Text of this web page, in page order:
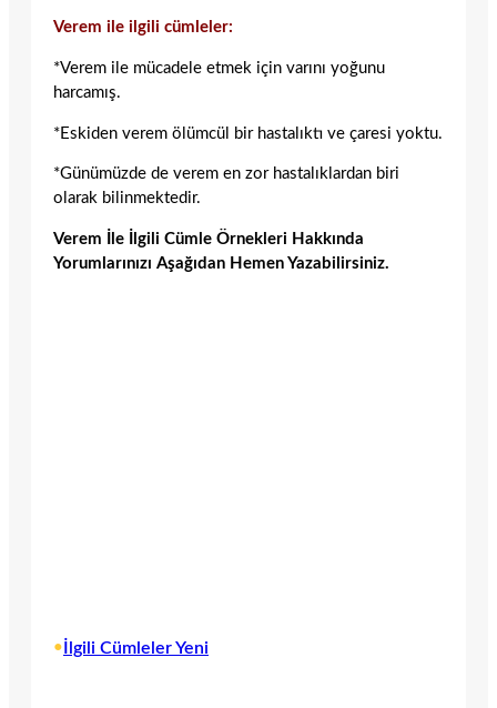
Verem ile ilgili cümleler:
*Verem ile mücadele etmek için varını yoğunu
harcamış.
*Eskiden verem ölümcül bir hastalıktı ve çaresi yoktu.
*Günümüzde de verem en zor hastalıklardan biri
olarak bilinmektedir.
Verem İle İlgili Cümle Örnekleri Hakkında
Yorumlarınızı Aşağıdan Hemen Yazabilirsiniz.
• İlgili Cümleler Yeni